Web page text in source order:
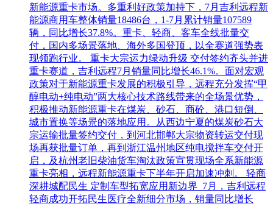
新能源重卡市场。多重利好政策加持下，7月吉利远程新
能源商用车整体销量18486台，1-7月累计销量107589
辆，同比增长37.8%。重卡、轻商、客车全线批量交
付，国内多场景落地、海外多国登顶，以全赛道强势表
现领跑行业。 重卡大宗运力绿动升级 交付签约齐头并进
重卡赛道，吉利远程7月销量同比增长46.1%。面对宏观
政策对于新能源重卡发展的积极引导，远程充分发挥“甲
醇电动+纯电动”两大核心技术路线带来的全场景优势，
积极推动新能源重卡在煤炭、砂石、商砼、港口短倒、
城市置换等场景的落地应用。从西边宁夏的煤炭砂石大
宗运输批量签约交付，到河北邯郸大宗物资转运交付现
场再获批量订单，再到浙江温州地区纯电搅拌车交付开
启，及杭州老旧柴油货车淘汰政策宣贯现场全系新能源
重卡亮相，远程新能源重卡下半年开启加速冲刺。 轻商
深耕城配民生 定制车型拓宽应用新边界 7月，吉利远程
轻商成功开拓民生医疗全新细分市场，销量同比增长